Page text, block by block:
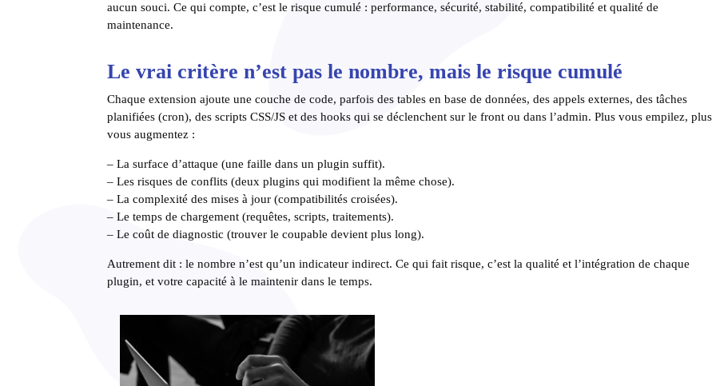
aucun souci. Ce qui compte, c’est le risque cumulé : performance, sécurité, stabilité, compatibilité et qualité de
maintenance.
Le vrai critère n’est pas le nombre, mais le risque cumulé
Chaque extension ajoute une couche de code, parfois des tables en base de données, des appels externes, des tâches
planifiées (cron), des scripts CSS/JS et des hooks qui se déclenchent sur le front ou dans l’admin. Plus vous empilez, plus
vous augmentez :
– La surface d’attaque (une faille dans un plugin suffit).
– Les risques de conflits (deux plugins qui modifient la même chose).
– La complexité des mises à jour (compatibilités croisées).
– Le temps de chargement (requêtes, scripts, traitements).
– Le coût de diagnostic (trouver le coupable devient plus long).
Autrement dit : le nombre n’est qu’un indicateur indirect. Ce qui fait risque, c’est la qualité et l’intégration de chaque
plugin, et votre capacité à le maintenir dans le temps.